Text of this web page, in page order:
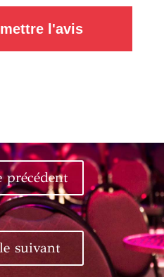
l'avis
précédent
suivant